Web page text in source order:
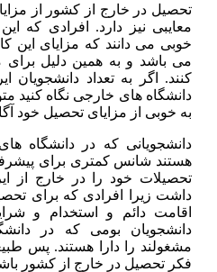
تحصیل در خارج از کشور از
معایبی نیز دارد. افرادی که
خوبی می دانند که مزایای این
می باشد و به همین دلیل
کنند. اگر به تعداد دانشجویان
دانشگاه های خارجی نگاه کنید
به خوبی از مزایای تحصیل خود
دانشجویانی که در دانشگاه
هستند شانس کمتری برای
تحصیلات خود را در خارج از
داشت زیرا افرادی که برای
اقامت دائم و استخدام و
دانشجویان بومی که در
مشغولند را دارا هستند. پس
فکر تحصیل در خارج از کشور